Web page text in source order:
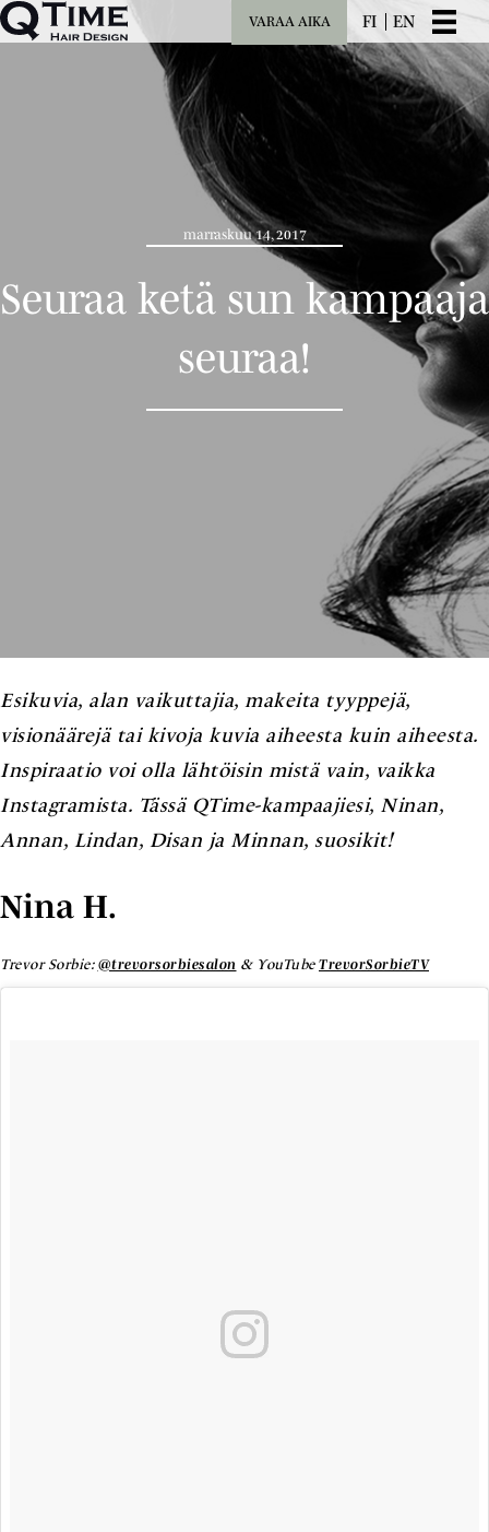
VARAA AIKA FI EN
marraskuu 14, 2017
Seuraa ketä sun kampaaja
seuraa!
Esikuvia, alan vaikuttajia, makeita tyyppejä,
visionäärejä tai kivoja kuvia aiheesta kuin aiheesta.
Inspiraatio voi olla lähtöisin mistä vain, vaikka
Instagramista. Tässä QTime-kampaajiesi, Ninan,
Annan, Lindan, Disan ja Minnan, suosikit!
Nina H.
Trevor Sorbie: @trevorsorbiesalon & YouTube TrevorSorbieTV